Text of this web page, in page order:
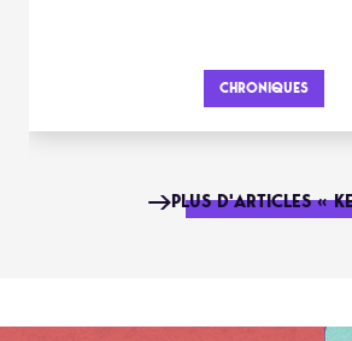
CHRONIQUES
PLUS D'ARTICLES «